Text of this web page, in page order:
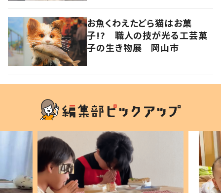
お魚くわえたどら猫はお菓
子!? 職人の技が光る工芸菓
子の生き物展 岡山市